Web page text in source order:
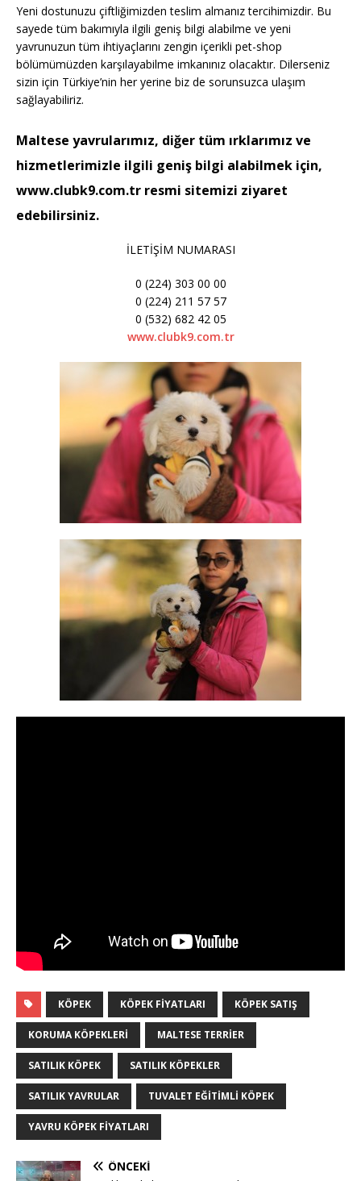
Yeni dostunuzu çiftliğimizden teslim almanız tercihimizdir. Bu
sayede tüm bakımıyla ilgili geniş bilgi alabilme ve yeni
yavrunuzun tüm ihtiyaçlarını zengin içerikli pet-shop
bölümümüzden karşılayabilme imkanınız olacaktır. Dilerseniz
sizin için Türkiye’nin her yerine biz de sorunsuzca ulaşım
sağlayabiliriz.
Maltese yavrularımız, diğer tüm ırklarımız ve
hizmetlerimizle ilgili geniş bilgi alabilmek için,
www.clubk9.com.tr resmi sitemizi ziyaret
edebilirsiniz.
İLETİŞİM NUMARASI
0 (224) 303 00 00
0 (224) 211 57 57
0 (532) 682 42 05
www.clubk9.com.tr
KÖPEK KÖPEK FIYATLARI KÖPEK SATIŞ
KORUMA KÖPEKLERI MALTESE TERRIER
SATILIK KÖPEK SATILIK KÖPEKLER
SATILIK YAVRULAR TUVALET EĞITIMLI KÖPEK
YAVRU KÖPEK FIYATLARI
ÖNCEKI